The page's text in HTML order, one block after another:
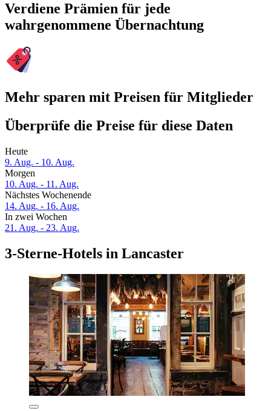
Verdiene Prämien für jede
wahrgenommene Übernachtung
Mehr sparen mit Preisen für Mitglieder
Überprüfe die Preise für diese Daten
Heute
9. Aug. - 10. Aug.
Morgen
10. Aug. - 11. Aug.
Nächstes Wochenende
14. Aug. - 16. Aug.
In zwei Wochen
21. Aug. - 23. Aug.
3-Sterne-Hotels in Lancaster